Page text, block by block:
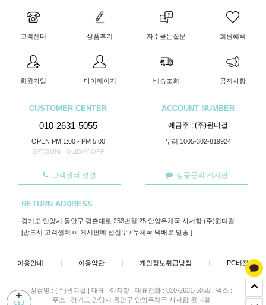
+
고객센터 상품후기 자주묻는질문 회원혜택
회원가입 마이페이지 배송조회 공지사항
CUSTOMER CENTER
010-2631-5055
OPEN PM 1:00 - PM 5:00
SAT/SUN/HOLIDAY OFF
ACCOUNT NUMBER
예금주 : (주)윈디걸
우리 1005-302-819924
고객센터 연결 상품문의 게시판
RETURN ADDRESS
경기도 안양시 동안구 평촌대로 253번길 25 안양우체국 사서함 (주)윈디걸
[반드시 고객센터 or 게시판에 선접수 / 우체국 택배로 발송 ]
이용안내 | 이용약관 | 개인정보취급방침 | PC버젼
상점명 : (주)윈디걸 | 대표 : 이지향 | 대표전화 : 010-2631-5055 | 팩스 : |
주소 : 경기도 안양시 동안구 안양우체국 사서함 윈디걸 |